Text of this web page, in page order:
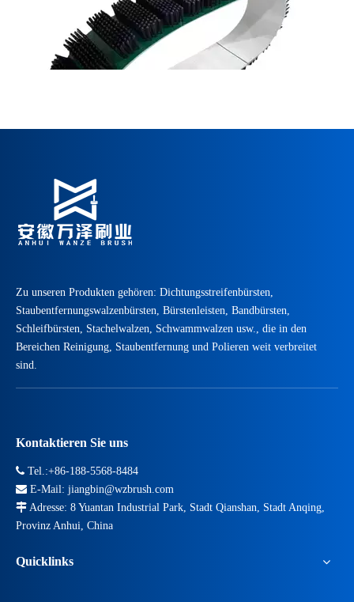
Zu unseren Produkten gehören: Dichtungsstreifenbürsten,
Staubentfernungswalzenbürsten, Bürstenleisten, Bandbürsten,
Schleifbürsten, Stachelwalzen, Schwammwalzen usw., die in den
Bereichen Reinigung, Staubentfernung und Polieren weit verbreitet
sind.
Kontaktieren Sie uns
 Tel.:+86-188-5568-8484
 E-Mail: jiangbin@wzbrush.com
 Adresse: 8 Yuantan Industrial Park, Stadt Qianshan, Stadt Anqing,
Provinz Anhui, China
Quicklinks